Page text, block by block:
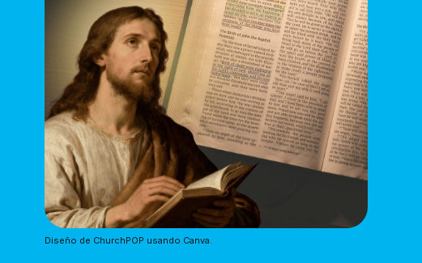
Diseño de ChurchPOP usando Canva.